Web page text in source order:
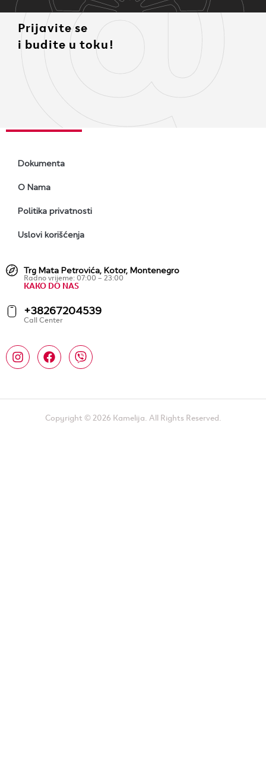
Prijavite se
i budite u toku!
Dokumenta
O Nama
Politika privatnosti
Uslovi korišćenja
Trg Mata Petrovića, Kotor, Montenegro
Radno vrijeme: 07:00 – 23:00
KAKO DO NAS
+38267204539
Call Center
Copyright © 2026 Kamelija. All Rights Reserved.